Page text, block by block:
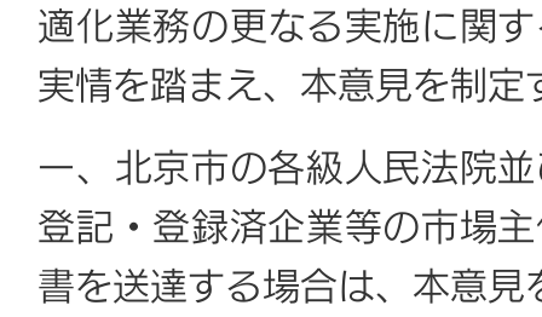
適化業務の更なる実施に関
実情を踏まえ、本意見を制定
一、北京市の各級人民法院
登記 ・登録済企業等の市場
書を送達する場合は、本意見